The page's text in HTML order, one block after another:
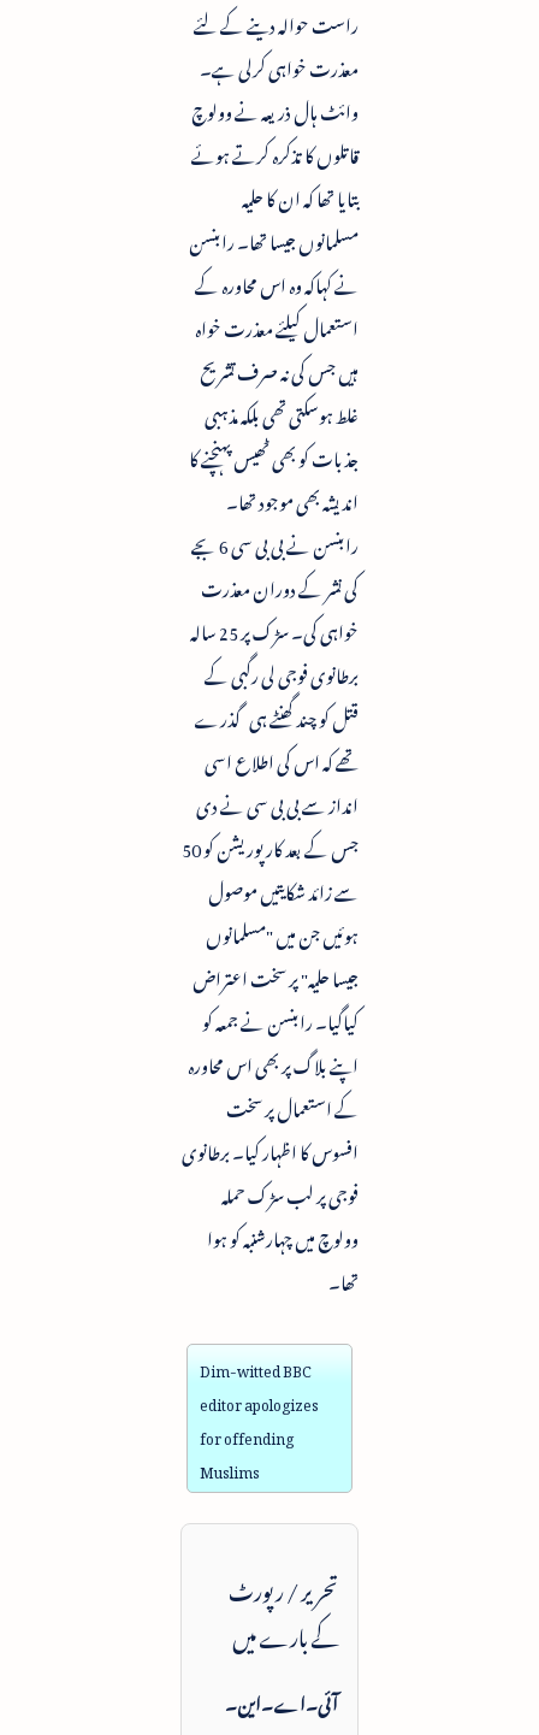
راست حوالہ دینے کے لئے
معذرت خواہی کرلی ہے۔
وائٹ ہال ذریعہ نے وولوچ
قاتلوں کا تذکرہ کرتے ہوئے
بتایا تھا کہ ان کا حلیہ
مسلمانوں جیسا تھا۔ رابنسن
نے کہاکہ وہ اس محاورہ کے
استعمال کیلئے معذرت خواہ
ہیں جس کی نہ صرف تشریح
غلط ہوسکتی تھی بلکہ مذہبی
جذبات کو بھی ٹھیس پہنچنے کا
اندیشہ بھی موجود تھا۔
رابنسن نے بی بی سی 6 بجے
کی نشر کے دوران معذرت
خواہی کی۔ سڑک پر 25 سالہ
برطانوی فوجی لی رگبی کے
قتل کو چند گھنٹے ہی گذرے
تھے کہ اس کی اطلاع اسی
انداز سے بی بی سی نے دی
جس کے بعد کارپوریشن کو 50
سے زائد شکایتیں موصول
ہوئیں جن میں "مسلمانوں
جیسا حلیہ" پر سخت اعتراض
کیاگیا۔ رابنسن نے جمعہ کو
اپنے بلاگ پر بھی اس محاورہ
کے استعمال پر سخت
افسوس کا اظہار کیا۔ برطانوی
فوجی پر لب سڑک حملہ
وولوچ میں چہارشنبہ کو ہوا
تھا۔
Dim-witted BBC
editor apologizes
for offending
Muslims
تحریر / رپورٹ
کے بارے میں
آئی۔اے۔این۔